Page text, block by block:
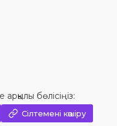
бөлісіңіз:
Сілтемені көшіру